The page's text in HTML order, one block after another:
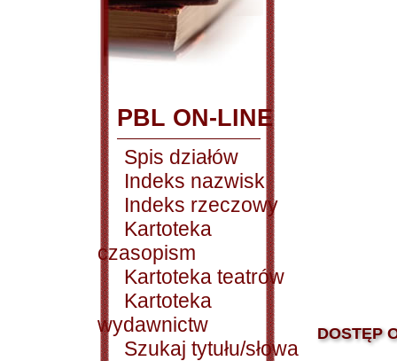
PBL ON-LINE
Spis działów
Indeks nazwisk
Indeks rzeczowy
Kartoteka
czasopism
Kartoteka teatrów
Kartoteka
wydawnictw
Szukaj tytułu/słowa
DOSTĘP